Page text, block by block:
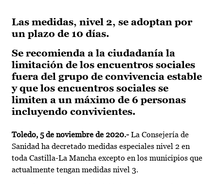
Las medidas, nivel 2, se adoptan por
un plazo de 10 días.
Se recomienda a la ciudadanía la
limitación de los encuentros sociales
fuera del grupo de convivencia estable
y que los encuentros sociales se
limiten a un máximo de 6 personas
incluyendo convivientes.
Toledo, 5 de noviembre de 2020.- La Consejería de
Sanidad ha decretado medidas especiales nivel 2 en
toda Castilla-La Mancha excepto en los municipios que
actualmente tengan medidas nivel 3.